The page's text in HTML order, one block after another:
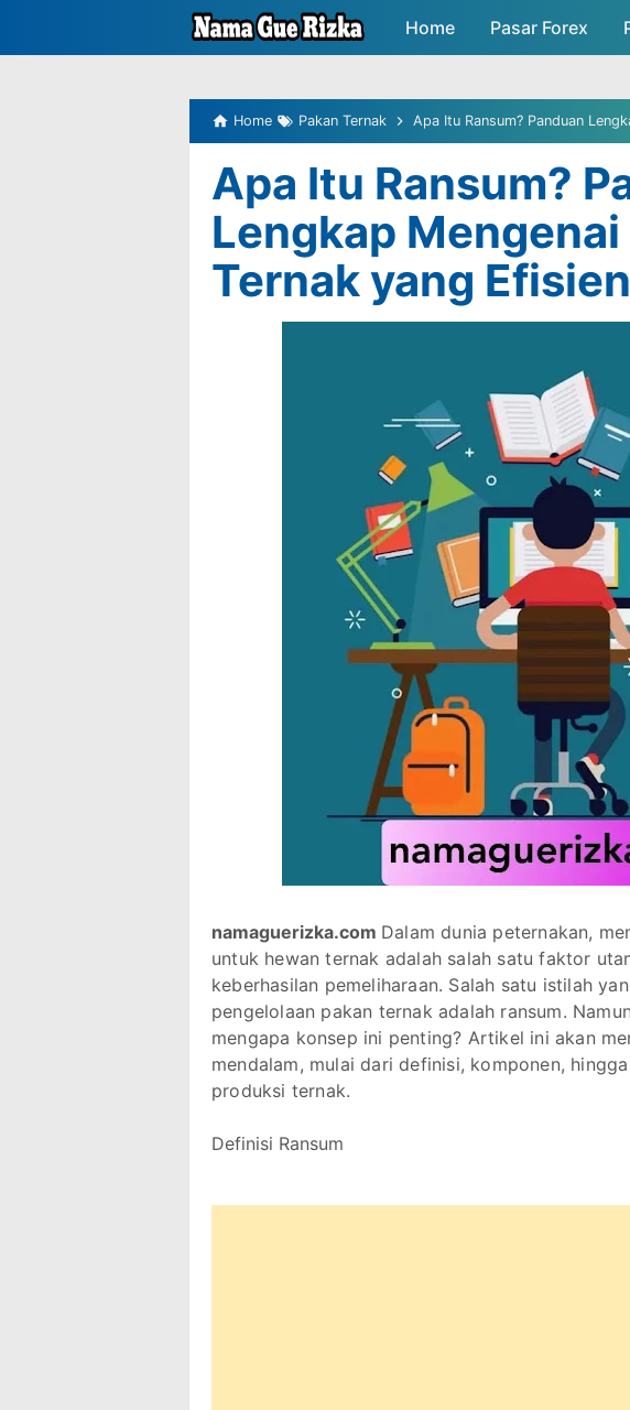
Home Pasar Forex
Home Pakan Ternak Apa Itu Ransum? Panduan
Apa Itu Ransum?
Lengkap Mengenai
Ternak yang Efisien
namaguerizka.com Dalam dunia peternakan,
untuk hewan ternak adalah salah satu faktor
keberhasilan pemeliharaan. Salah satu istilah
pengelolaan pakan ternak adalah ransum.
mengapa konsep ini penting? Artikel ini akan
mendalam, mulai dari definisi, komponen,
produksi ternak.
Definisi Ransum